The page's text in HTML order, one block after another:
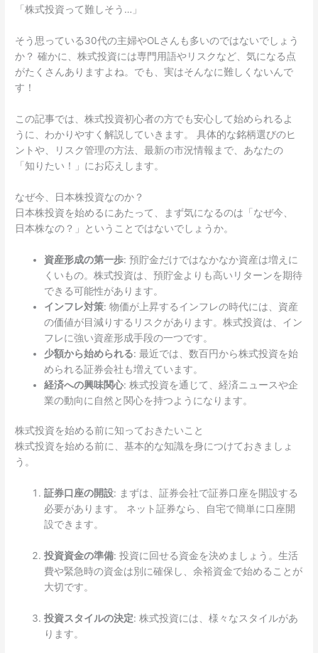
「株式投資って難しそう…」
そう思っている30代の主婦やOLさんも多いのではないでしょう
か？ 確かに、株式投資には専門用語やリスクなど、気になる点
がたくさんありますよね。でも、実はそんなに難しくないんで
す！
この記事では、株式投資初心者の方でも安心して始められるよ
うに、わかりやすく解説していきます。 具体的な銘柄選びのヒ
ントや、リスク管理の方法、最新の市況情報まで、あなたの
「知りたい！」にお応えします。
なぜ今、日本株投資なのか？
日本株投資を始めるにあたって、まず気になるのは「なぜ今、
日本株なの？」ということではないでしょうか。
資産形成の第一歩: 預貯金だけではなかなか資産は増えに
くいもの。株式投資は、預貯金よりも高いリターンを期待
できる可能性があります。
インフレ対策: 物価が上昇するインフレの時代には、資産
の価値が目減りするリスクがあります。株式投資は、イン
フレに強い資産形成手段の一つです。
少額から始められる: 最近では、数百円から株式投資を始
められる証券会社も増えています。
経済への興味関心: 株式投資を通じて、経済ニュースや企
業の動向に自然と関心を持つようになります。
株式投資を始める前に知っておきたいこと
株式投資を始める前に、基本的な知識を身につけておきましょ
う。
証券口座の開設: まずは、証券会社で証券口座を開設する
必要があります。 ネット証券なら、自宅で簡単に口座開
設できます。
投資資金の準備: 投資に回せる資金を決めましょう。生活
費や緊急時の資金は別に確保し、余裕資金で始めることが
大切です。
投資スタイルの決定: 株式投資には、様々なスタイルがあ
ります。